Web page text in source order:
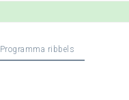
Programma ribbels